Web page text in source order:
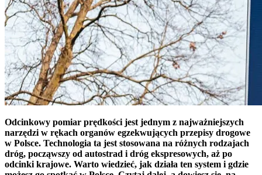
Odcinkowy pomiar prędkości jest jednym z najważniejszych
narzędzi w rękach organów egzekwujących przepisy drogowe
w Polsce. Technologia ta jest stosowana na różnych rodzajach
dróg, począwszy od autostrad i dróg ekspresowych, aż po
odcinki krajowe. Warto wiedzieć, jak działa ten system i gdzie